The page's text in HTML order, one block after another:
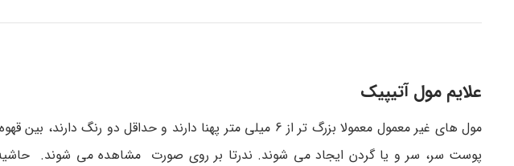
علایم مول آتیپیک
مول های غیر معمول معمولا بزرگ تر از 6 میلی متر پهنا دارند و حداقل
پوست سر، سر و یا گردن ایجاد می شوند. ندرتا بر روی صورت مشاهده می شوند.